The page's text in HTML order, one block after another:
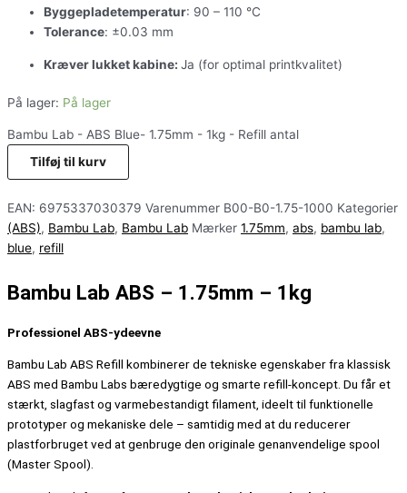
Byggepladetemperatur: 90 – 110 °C
Tolerance: ±0.03 mm
Kræver lukket kabine: Ja (for optimal printkvalitet)
På lager: På lager
Bambu Lab - ABS Blue- 1.75mm - 1kg - Refill antal
Tilføj til kurv
EAN: 6975337030379 Varenummer B00-B0-1.75-1000 Kategorier
(ABS), Bambu Lab, Bambu Lab Mærker 1.75mm, abs, bambu lab,
blue, refill
Bambu Lab ABS – 1.75mm – 1kg
Professionel ABS-ydeevne
Bambu Lab ABS Refill kombinerer de tekniske egenskaber fra klassisk
ABS med Bambu Labs bæredygtige og smarte refill-koncept. Du får et
stærkt, slagfast og varmebestandigt filament, ideelt til funktionelle
prototyper og mekaniske dele – samtidig med at du reducerer
plastforbruget ved at genbruge den originale genanvendelige spool
(Master Spool).